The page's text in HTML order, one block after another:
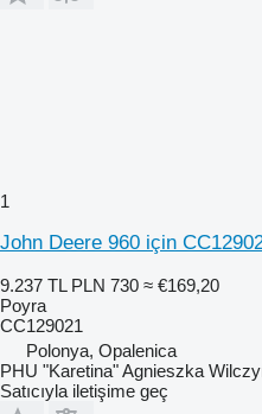
1
John Deere 960 için
9.237 TL PLN 730 ≈ €169,20
Poyra
CC129021
Polonya, Opalenica
PHU "Karetina" Agnieszka
Satıcıyla iletişime geç